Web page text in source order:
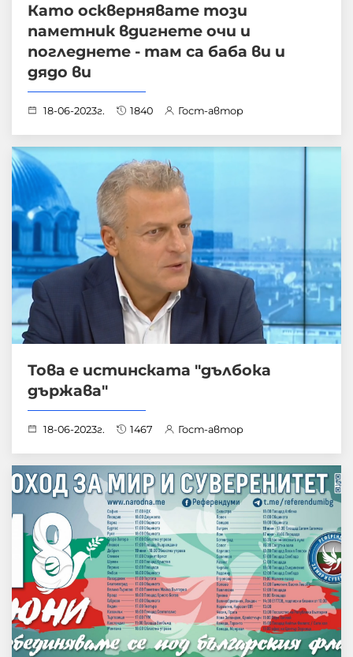
Като осквернявате този
паметник вдигнете очи и
погледнете - там са баба ви и
дядо ви
18-06-2023г. 1840 Гост-автор
Това е истинската "дълбока
държава"
18-06-2023г. 1467 Гост-автор